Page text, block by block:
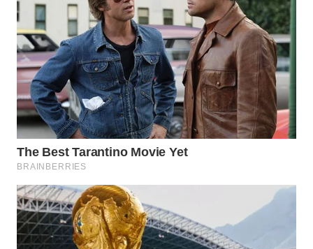
INDRAMAYU
WN
KUNINGAN
WN
MAJALENGKA
WN
SUBANG
WN
SUKABUMI